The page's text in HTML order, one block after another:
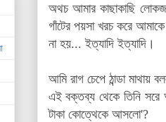
অথচ আমার কাছাকাছি
গাঁটের পয়সা খরচ করে
না হয়... ইত্যাদি ইত্যাদি।
আমি রাগ চেপে ঠান্ডা মাথায়
এই বক্তব্য থেকে তিনি সরে
টাকা কোত্থেকে আসলো'?